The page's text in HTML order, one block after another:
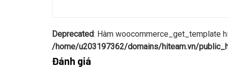
Deprecated: Hàm woocommerce_get_template
/home/u203197362/domains/hiteam.vn/
Đánh giá